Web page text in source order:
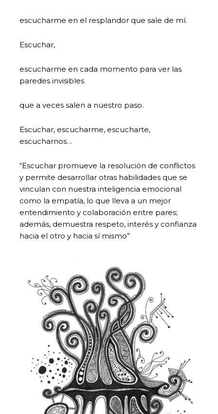
escucharme en el resplandor que sale de mí.
Escuchar,
escucharme en cada momento para ver las
paredes invisibles
que a veces salen a nuestro paso.
Escuchar, escucharme, escucharte,
escucharnos…
“Escuchar promueve la resolución de conflictos
y permite desarrollar otras habilidades que se
vinculan con nuestra inteligencia emocional
como la empatía, lo que lleva a un mejor
entendimiento y colaboración entre pares;
además, demuestra respeto, interés y confianza
hacia el otro y hacia sí mismo”